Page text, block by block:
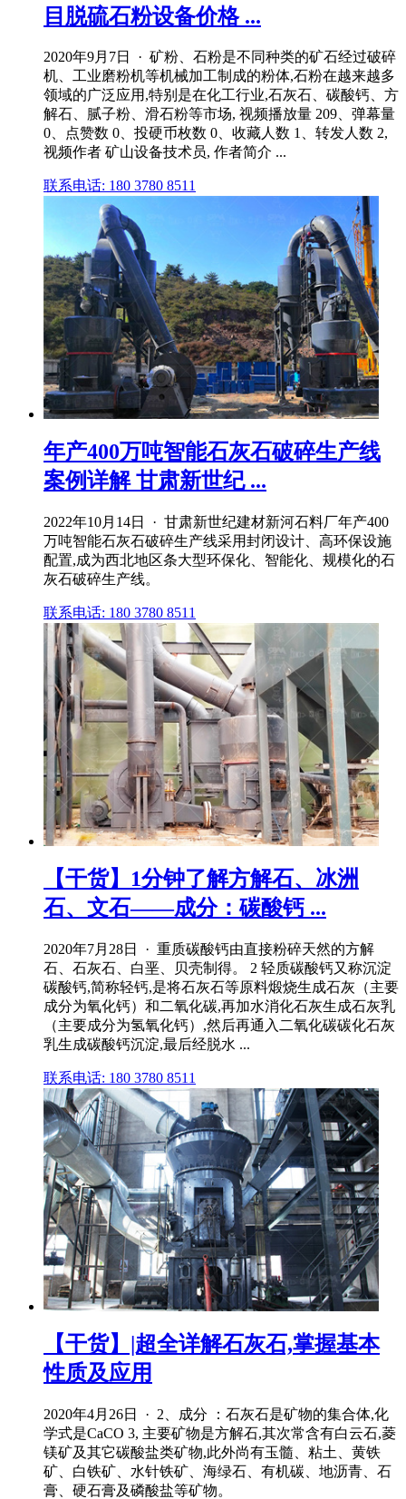
目脱硫石粉设备价格 ...
2020年9月7日 · 矿粉、石粉是不同种类的矿石经过破碎
机、工业磨粉机等机械加工制成的粉体,石粉在越来越多
领域的广泛应用,特别是在化工行业,石灰石、碳酸钙、方
解石、腻子粉、滑石粉等市场, 视频播放量 209、弹幕量
0、点赞数 0、投硬币枚数 0、收藏人数 1、转发人数 2,
视频作者 矿山设备技术员, 作者简介 ...
联系电话: 180 3780 8511
年产400万吨智能石灰石破碎生产线
案例详解 甘肃新世纪 ...
2022年10月14日 · 甘肃新世纪建材新河石料厂年产400
万吨智能石灰石破碎生产线采用封闭设计、高环保设施
配置,成为西北地区条大型环保化、智能化、规模化的石
灰石破碎生产线。
联系电话: 180 3780 8511
【干货】1分钟了解方解石、冰洲
石、文石——成分：碳酸钙 ...
2020年7月28日 · 重质碳酸钙由直接粉碎天然的方解
石、石灰石、白垩、贝壳制得。 2 轻质碳酸钙又称沉淀
碳酸钙,简称轻钙,是将石灰石等原料煅烧生成石灰（主要
成分为氧化钙）和二氧化碳,再加水消化石灰生成石灰乳
（主要成分为氢氧化钙）,然后再通入二氧化碳碳化石灰
乳生成碳酸钙沉淀,最后经脱水 ...
联系电话: 180 3780 8511
【干货】|超全详解石灰石,掌握基本
性质及应用
2020年4月26日 · 2、成分 ：石灰石是矿物的集合体,化
学式是CaCO 3, 主要矿物是方解石,其次常含有白云石,菱
镁矿及其它碳酸盐类矿物,此外尚有玉髓、粘土、黄铁
矿、白铁矿、水针铁矿、海绿石、有机碳、地沥青、石
膏、硬石膏及磷酸盐等矿物。